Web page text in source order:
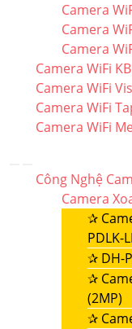
Camera
Camera
Camera
Camera WiFi
Camera WiFi
Camera WiFi
Camera WiFi
Công Nghệ
Camera
✰
PDLK-
✰ DH-
✰
(2MP)
✰